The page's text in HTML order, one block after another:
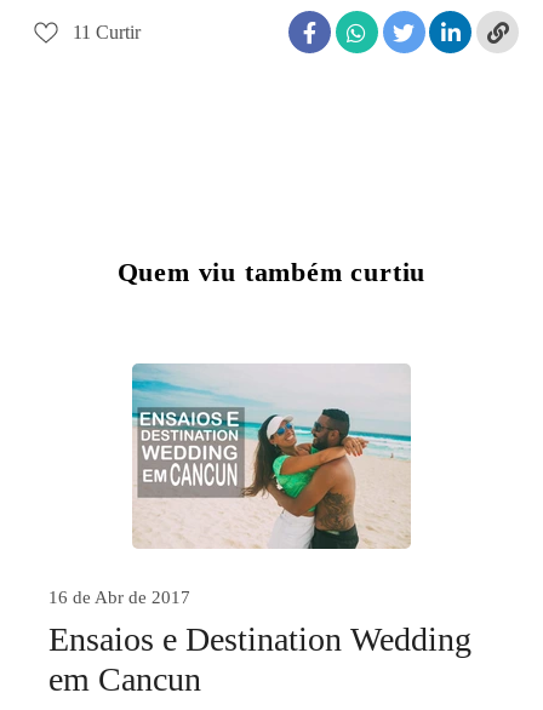
11 Curtir
Quem viu também curtiu
16 de Abr de 2017
Ensaios e Destination Wedding
em Cancun